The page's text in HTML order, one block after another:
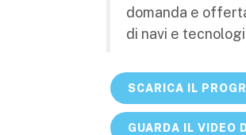
domanda e
di navi e
SCARICA IL
GUARDA IL VIDEO